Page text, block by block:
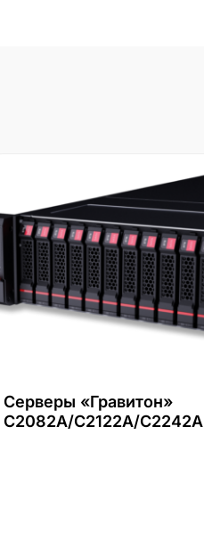
Серверы «Гравитон»
С2082А/С2122А/С2242А